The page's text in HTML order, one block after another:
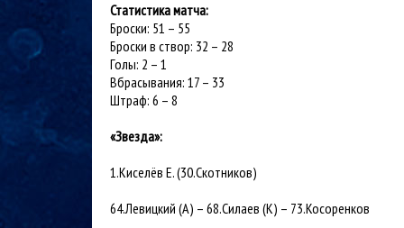
Статистика матча:
Броски: 51 – 55
Броски в створ: 32 – 28
Голы: 2 – 1
Вбрасывания: 17 – 33
Штраф: 6 – 8
«Звезда»:
1.Киселёв Е. (30.Скотников)
64.Левицкий (А) – 68.Силаев (К) – 73.Косоренков